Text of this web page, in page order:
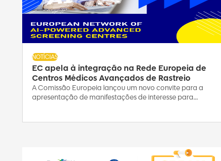
EC apela à integração na Rede Europeia de
Centros Médicos Avançados de Rastreio
NOTÍCIAS
A Comissão Europeia lançou um novo convite para a
apresentação de manifestações de interesse para...